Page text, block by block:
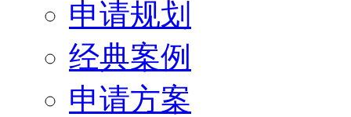
申请规划
经典案例
申请方案